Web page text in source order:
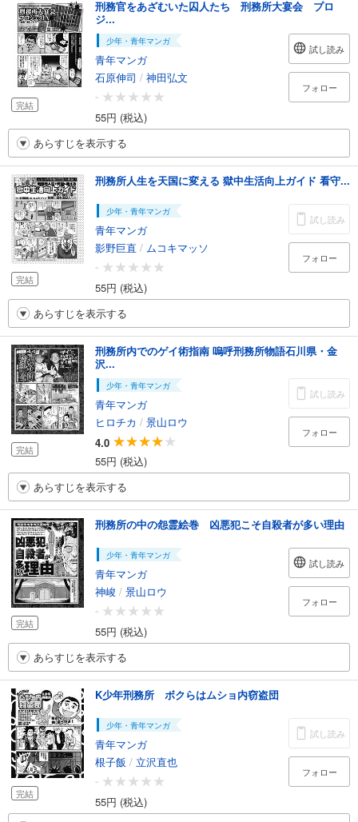
完結
刑務官をあざむいた囚人たち 刑務所大宴会 プロ
ジ...
少年・青年マンガ
青年マンガ
石原伸司 / 神田弘文
-
55円 (税込)
試し読み
フォロー
あらすじを表示する
完結
刑務所人生を天国に変える 獄中生活向上ガイド 看守...
少年・青年マンガ
青年マンガ
影野巨直 / ムコキマッソ
-
55円 (税込)
試し読み
フォロー
あらすじを表示する
完結
刑務所内でのゲイ術指南 嗚呼刑務所物語石川県・金
沢...
少年・青年マンガ
青年マンガ
ヒロチカ / 景山ロウ
4.0
55円 (税込)
試し読み
フォロー
あらすじを表示する
完結
刑務所の中の怨霊絵巻 凶悪犯こそ自殺者が多い理由
少年・青年マンガ
青年マンガ
神峻 / 景山ロウ
-
55円 (税込)
試し読み
フォロー
あらすじを表示する
完結
K少年刑務所 ボクらはムショ内窃盗団
少年・青年マンガ
青年マンガ
根子飯 / 立沢直也
-
55円 (税込)
試し読み
フォロー